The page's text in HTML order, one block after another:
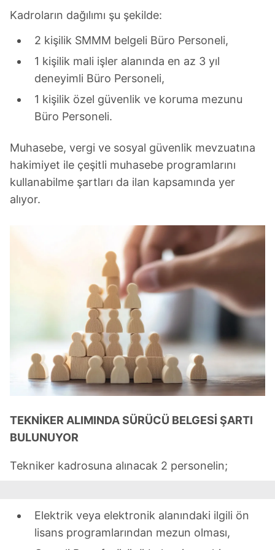
sınırlı olarak açık rızanız dahilinde kullanılacaktır.
Çerezlere ilişkin tercihlerinizi aşağıda yer alan panel
için Ayarlar butonuna tıklayabilir,Çerez Bilgilendirme
Metnimiziziyaret edebilirsiniz.
6698 sayılı Kişisel Verilerin Korunması Kanunu uyarınca
ilgili mevzuata uygun olarak kullanılan çerezlerle ilgili bilgi
almak için lütfen
tıklayınız
Kadroların dağılımı şu şekilde:
2 kişilik SMMM belgeli Büro Personeli,
1 kişilik mali işler alanında en az 3 yıl
deneyimli Büro Personeli,
1 kişilik özel güvenlik ve koruma mezunu
Büro Personeli.
Muhasebe, vergi ve sosyal güvenlik mevzuatına
hakimiyet ile çeşitli muhasebe programlarını
kullanabilme şartları da ilan kapsamında yer
alıyor.
TEKNİKER ALIMINDA SÜRÜCÜ BELGESİ ŞARTI
BULUNUYOR
Tekniker kadrosuna alınacak 2 personelin;
Elektrik veya elektronik alanındaki ilgili ön
lisans programlarından mezun olması,